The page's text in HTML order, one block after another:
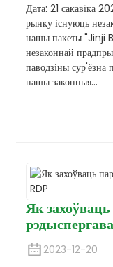
Дата: 21 сакавіка
рынку існуюць
нашы пакеты "Jinji
незаконнай
паводзіны сур'ёзна
нашы законныя...
Як
2023-12-20